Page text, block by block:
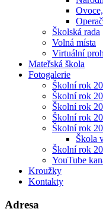
Školská rada
Volná místa
Virtuální
Mateřská škola
Fotogalerie
Školní rok
Školní rok
Školní rok
Školní rok
Školní rok
Škola
Školní rok
YouTube
Kroužky
Kontakty
Adresa